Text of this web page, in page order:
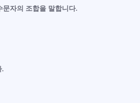
자의 조합을 말합니다.
.